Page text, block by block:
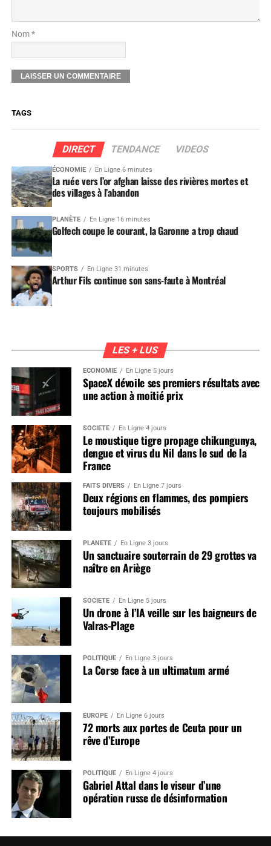
Nom *
TAGS
DIRECT TENDANCE VIDEOS
ÉCONOMIE En Ligne 6 minutes
La ruée vers l’or afghan laisse des rivières mortes et
des villages à l’abandon
PLANÈTE En Ligne 16 minutes
Golfech coupe le courant, la Garonne a trop chaud
SPORTS En Ligne 31 minutes
Arthur Fils continue son sans-faute à Montréal
LES + LUS
ÉCONOMIE En Ligne 5 jours
SpaceX dévoile ses premiers résultats avec
une action à moitié prix
SOCIÉTÉ En Ligne 4 jours
Le moustique tigre propage chikungunya,
dengue et virus du Nil dans le sud de la
France
FAITS DIVERS En Ligne 7 jours
Deux régions en flammes, des pompiers
toujours mobilisés
PLANÈTE En Ligne 3 jours
Un sanctuaire souterrain de 29 grottes va
naître en Ariège
SOCIÉTÉ En Ligne 5 jours
Un drone à l’IA veille sur les baigneurs de
Valras-Plage
POLITIQUE En Ligne 3 jours
La Corse face à un ultimatum armé
EUROPE En Ligne 6 jours
72 morts aux portes de Ceuta pour un
rêve d’Europe
POLITIQUE En Ligne 4 jours
Gabriel Attal dans le viseur d’une
opération russe de désinformation